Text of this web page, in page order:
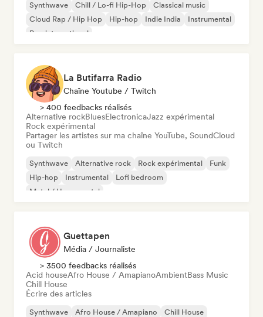
Synthwave Chill / Lo-fi Hip-Hop
Classical music
Cloud Rap / Hip Hop
Hip-hop Indie India
Instrumental
Pop international
La Butifarra Radio
Chaîne Youtube / Twitch
> 400 feedbacks réalisés
Alternative rockBluesElectronicaJazz expérimental
Rock expérimental
Partager les artistes sur ma chaîne YouTube, SoundCloud
ou Twitch
Synthwave Alternative rock Rock expérimental
Funk
Hip-hop
Instrumental
Lofi bedroom
Metal / Heavy metal
Guettapen
Média / Journaliste
> 3500 feedbacks réalisés
Acid houseAfro House / AmapianoAmbientBass Music
Chill House
Écrire des articles
Synthwave Afro House / Amapiano
Chill House